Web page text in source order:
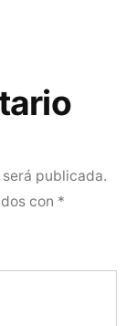
publicada.
con *